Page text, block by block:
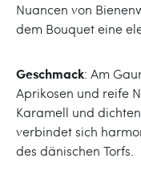
Nuancen von
dem Bouquet eine
Geschmack: Am
Aprikosen und reife
Karamell und
verbindet sich
des dänischen Torfs.